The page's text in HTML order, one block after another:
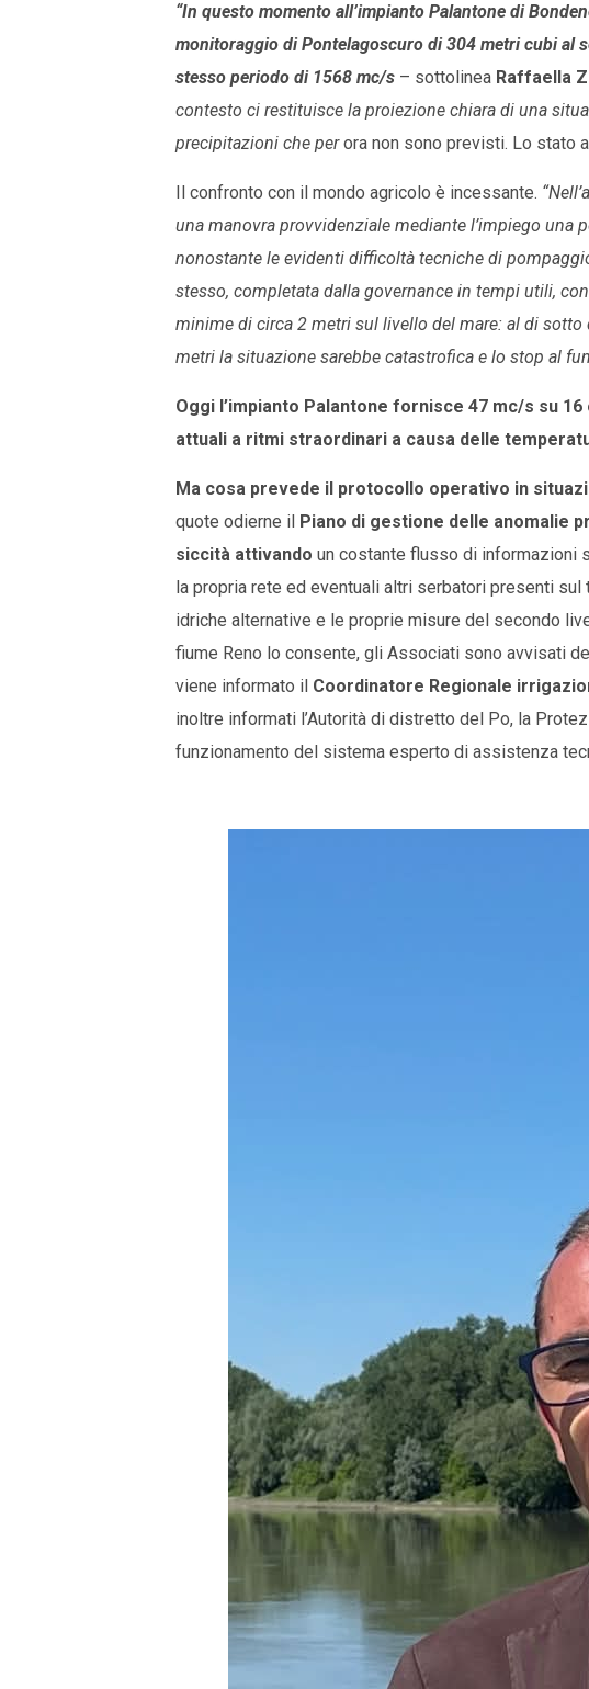
“In questo momento all’impianto Palantone di
monitoraggio di Pontelagoscuro di 304 metri cubi al
stesso periodo di 1568 mc/s– sottolinea Raffaella
contesto ci restituisce la proiezione chiara di una
precipitazioni che perora non sono previsti. Lo stato
Il confronto con il mondo agricolo è incessante.
una manovra provvidenziale mediante l’impiego una
nonostante le evidenti difficoltà tecniche di
stesso, completata dalla governance in tempi utili,
minime di circa 2 metri sul livello del mare: al di
metri la situazione sarebbe catastrofica e lo stop al
Oggi l’impianto Palantone fornisce 47 mc/s su
attuali a ritmi straordinari a causa delle
Ma cosa prevede il protocollo operativo in
quote odierne il Piano di gestione delle anomalie
siccità attivando un costante flusso di informazioni
la propria rete ed eventuali altri serbatori presenti
idriche alternative e le proprie misure del secondo
fiume Reno lo consente, gli Associati sono avvisati
viene informato il Coordinatore Regionale
inoltre informati l’Autorità di distretto del Po, la
funzionamento del sistema esperto di assistenza